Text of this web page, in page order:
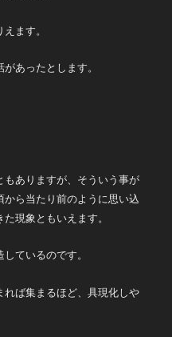
ます。
あったとします。
もありますが、そういう事が
ら当たり前のように思い込
現象ともいえます。
ているのです。
れば集まるほど、具現化しや